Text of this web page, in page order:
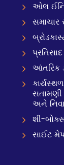
ઓલ
પ્રતિસાદ
આંતરિક
સતામણી
અને
શી-
સાઈટ